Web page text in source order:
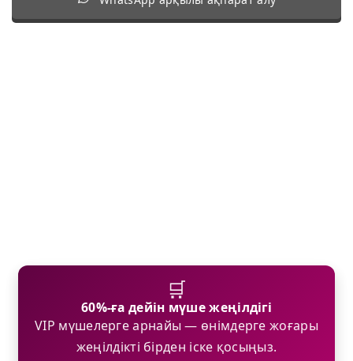
🛒
60%-ға дейін мүше жеңілдігі
VIP мүшелерге арнайы — өнімдерге жоғары
жеңілдікті бірден іске қосыңыз.